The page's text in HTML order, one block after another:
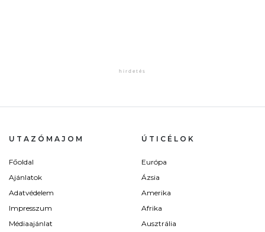
UTAZÓMAJOM
Főoldal
Ajánlatok
Adatvédelem
Impresszum
Médiaajánlat
ÚTICÉLOK
Európa
Ázsia
Amerika
Afrika
Ausztrália